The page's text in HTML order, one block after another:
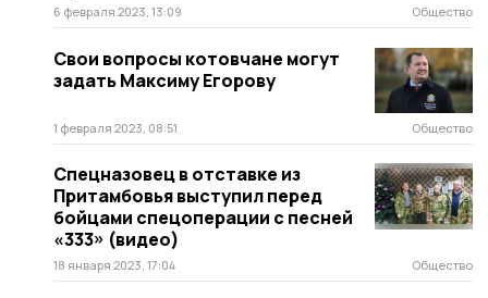
6 февраля 2023, 13:09 Общество
Свои вопросы котовчане могут
задать Максиму Егорову
1 февраля 2023, 08:51 Общество
Спецназовец в отставке из
Притамбовья выступил перед
бойцами спецоперации с песней
«333» (видео)
18 января 2023, 17:04 Общество